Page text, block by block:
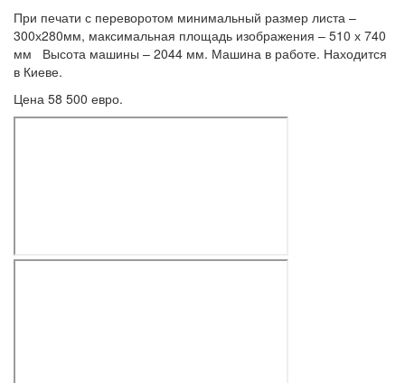
При печати с переворотом минимальный размер листа –
300х280мм, максимальная площадь изображения – 510 х 740
мм Высота машины – 2044 мм. Машина в работе. Находится
в Киеве.
Цена 58 500 евро.